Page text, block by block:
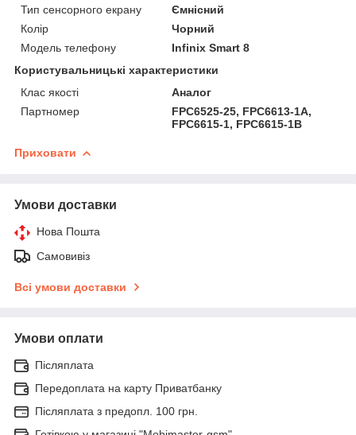
Тип сенсорного екрану
Ємнісний
Колір
Чорний
Модель телефону
Infinix Smart 8
Користувальницькі характеристики
Клас якості
Аналог
Партномер
FPC6525-25, FPC6613-1A,
FPC6615-1, FPC6615-1B
Приховати
Умови доставки
Нова Пошта
Самовивіз
Всі умови доставки
Умови оплати
Післяплата
Передоплата на карту Приватбанку
Післяплата з предопл. 100 грн.